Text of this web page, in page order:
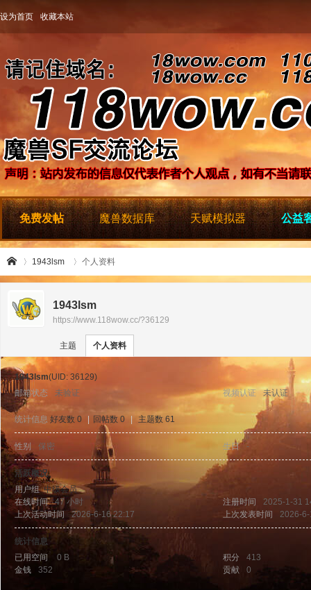
设为首页 收藏本站
免费发帖 魔兽数据库 天赋模拟器 公益
8w
1943lsm
›
个人资料
1943lsm
https://www.118wow.cc/?36129
主题 个人资料
1943lsm(UID: 36129)
邮箱状态
未验证 视频认证 未认证
统计信息 好友数 0 回帖数 0 主题数 61
性别 保密 生日 -
活跃概况
用户组中级会员
在线时间
47 小时 注册时间
2025-1-31
上次活动时间
2026-6-16 22:17 上次发表时间 2026-
统计信息
已用空间
0 B 积分
413
金钱
352 贡献 0